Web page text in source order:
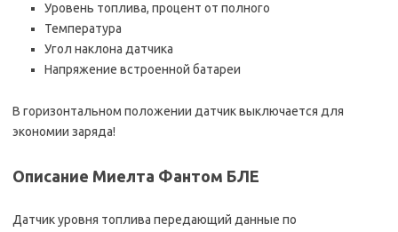
Уровень топлива, процент от полного
Температура
Угол наклона датчика
Напряжение встроенной батареи
В горизонтальном положении датчик выключается для
экономии заряда!
Описание Миелта Фантом БЛЕ
Датчик уровня топлива передающий данные по